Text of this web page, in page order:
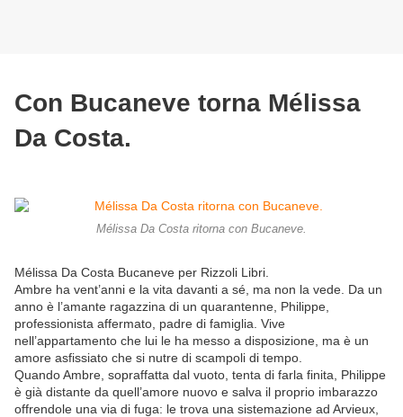
Con Bucaneve torna Mélissa
Da Costa.
Mélissa Da Costa ritorna con Bucaneve.
Mélissa Da Costa Bucaneve per Rizzoli Libri.
Ambre ha vent’anni e la vita davanti a sé, ma non la vede. Da un
anno è l’amante ragazzina di un quarantenne, Philippe,
professionista affermato, padre di famiglia. Vive
nell’appartamento che lui le ha messo a disposizione, ma è un
amore asfissiato che si nutre di scampoli di tempo.
Quando Ambre, sopraffatta dal vuoto, tenta di farla finita, Philippe
è già distante da quell’amore nuovo e salva il proprio imbarazzo
offrendole una via di fuga: le trova una sistemazione ad Arvieux,